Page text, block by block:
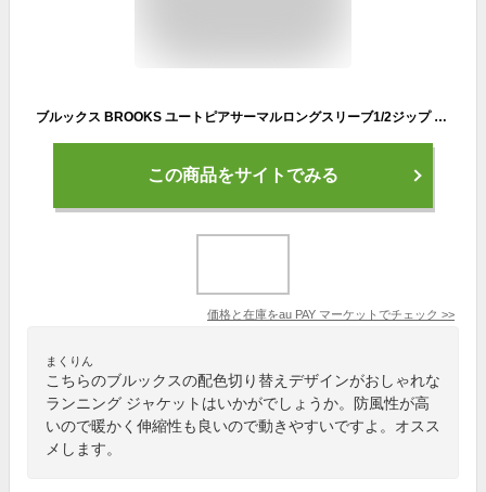
ブルックス BROOKS ユートピアサーマルロングスリーブ1/2ジップ レディース スポーツ ジャケット 長袖 秋 冬 ランニング ジョギング ハー
この商品をサイトでみる
価格と在庫をau PAY マーケット でチェック >>
まくりん
こちらのブルックスの配色切り替えデザインがおしゃれな
ランニング ジャケットはいかがでしょうか。防風性が高
いので暖かく伸縮性も良いので動きやすいですよ。オスス
メします。